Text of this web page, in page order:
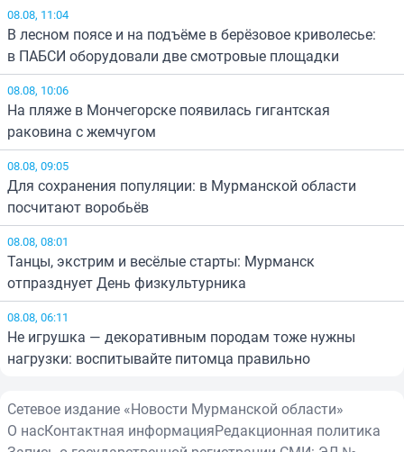
08.08, 11:04
В лесном поясе и на подъёме в берёзовое криволесье:
в ПАБСИ оборудовали две смотровые площадки
08.08, 10:06
На пляже в Мончегорске появилась гигантская
раковина с жемчугом
08.08, 09:05
Для сохранения популяции: в Мурманской области
посчитают воробьёв
08.08, 08:01
Танцы, экстрим и весёлые старты: Мурманск
отпразднует День физкультурника
08.08, 06:11
Не игрушка — декоративным породам тоже нужны
нагрузки: воспитывайте питомца правильно
Сетевое издание «Новости Мурманской области»
О насКонтактная информацияРедакционная политика